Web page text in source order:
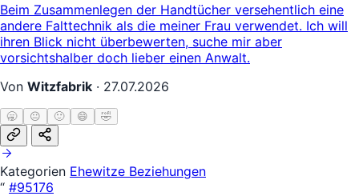
Beim Zusammenlegen der Handtücher versehentlich eine
andere Falttechnik als die meiner Frau verwendet. Ich will
ihren Blick nicht überbewerten, suche mir aber
vorsichtshalber doch lieber einen Anwalt.
Von Witzfabrik · 27.07.2026
🥱 😐 🙂 😄 🤣
Kategorien Ehewitze Beziehungen
“ #95176